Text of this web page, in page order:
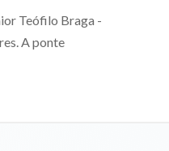
Teófilo Braga -
A ponte